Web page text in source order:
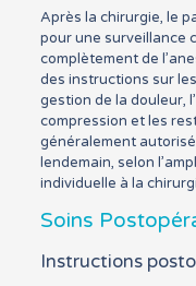
Après la chirurgie, le
pour une surveillance
complètement de
des instructions sur
gestion de la douleur,
compression et les
généralement
lendemain, selon
individuelle à la
Soins
Instructions